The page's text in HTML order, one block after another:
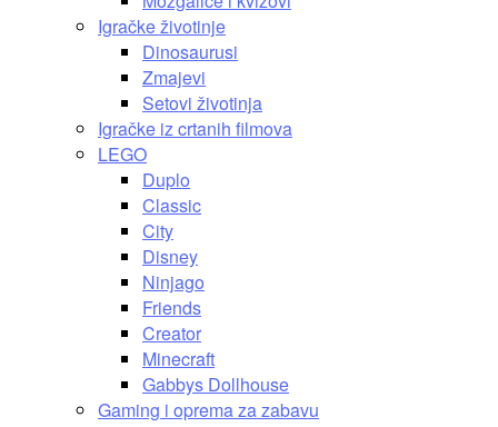
Igračke životinje
Dinosaurusi
Zmajevi
Setovi životinja
Igračke iz crtanih filmova
LEGO
Duplo
Classic
City
Disney
Ninjago
Friends
Creator
Minecraft
Gabbys Dollhouse
Gaming i oprema za zabavu